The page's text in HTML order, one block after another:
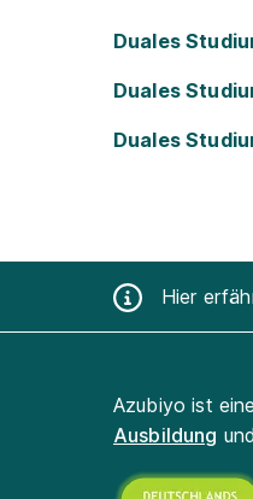
Duales
Duales
Duales
Hier
Azubiyo ist
Ausbildung und